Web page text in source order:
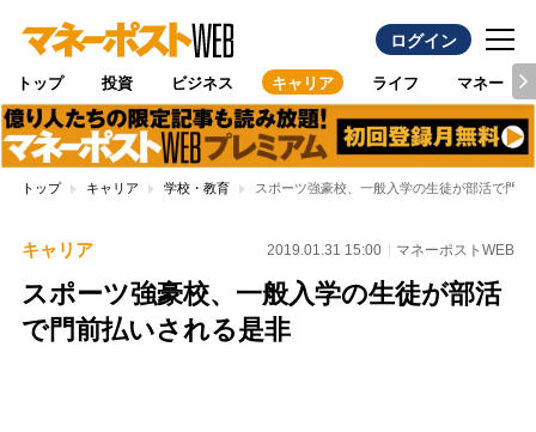
ログイン
トップ 投資 ビジネス キャリア ライフ マネー
トップ キャリア 学校・教育 スポーツ強豪校、一般入学の生徒が部活で門前
キャリア 2019.01.31 15:00 マネーポストWEB
スポーツ強豪校、一般入学の生徒が部活
で門前払いされる是非